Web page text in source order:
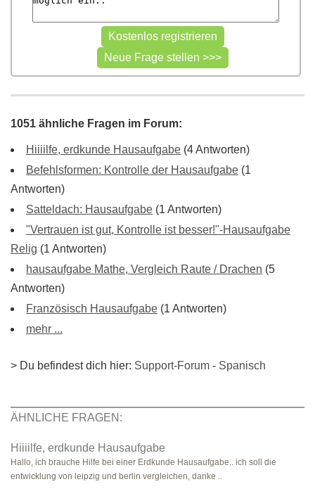
1051 ähnliche Fragen im Forum:
Hiiiilfe, erdkunde Hausaufgabe (4 Antworten)
Befehlsformen: Kontrolle der Hausaufgabe (1
Antworten)
Satteldach: Hausaufgabe (1 Antworten)
"Vertrauen ist gut, Kontrolle ist besser!"-Hausaufgabe
Relig (1 Antworten)
hausaufgabe Mathe, Vergleich Raute / Drachen (5
Antworten)
Französisch Hausaufgabe (1 Antworten)
mehr ...
> Du befindest dich hier: Support-Forum - Spanisch
ÄHNLICHE FRAGEN:
Hiiiilfe, erdkunde Hausaufgabe
Hallo, ich brauche Hilfe bei einer Erdkunde Hausaufgabe.. ich soll die
entwicklung von leipzig und berlin vergleichen, danke ..